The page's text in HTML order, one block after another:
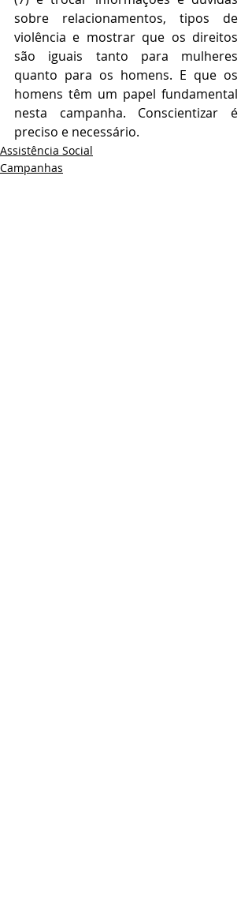
sobre relacionamentos, tipos de
violência e mostrar que os direitos
são iguais tanto para mulheres
quanto para os homens. E que os
homens têm um papel fundamental
nesta campanha. Conscientizar é
preciso e necessário.
Assistência Social
Campanhas